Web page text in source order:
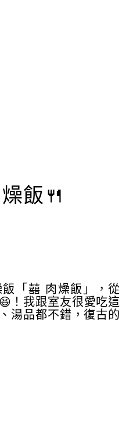
飯🍴
「囍 肉燥飯」，從
！我跟室友很愛吃這
湯品都不錯，復古的